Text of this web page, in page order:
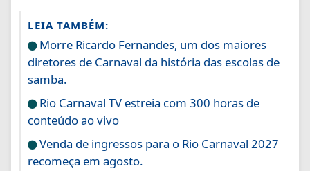
LEIA TAMBÉM:
Morre Ricardo Fernandes, um dos maiores
diretores de Carnaval da história das escolas de
samba.
Rio Carnaval TV estreia com 300 horas de
conteúdo ao vivo
Venda de ingressos para o Rio Carnaval 2027
recomeça em agosto.